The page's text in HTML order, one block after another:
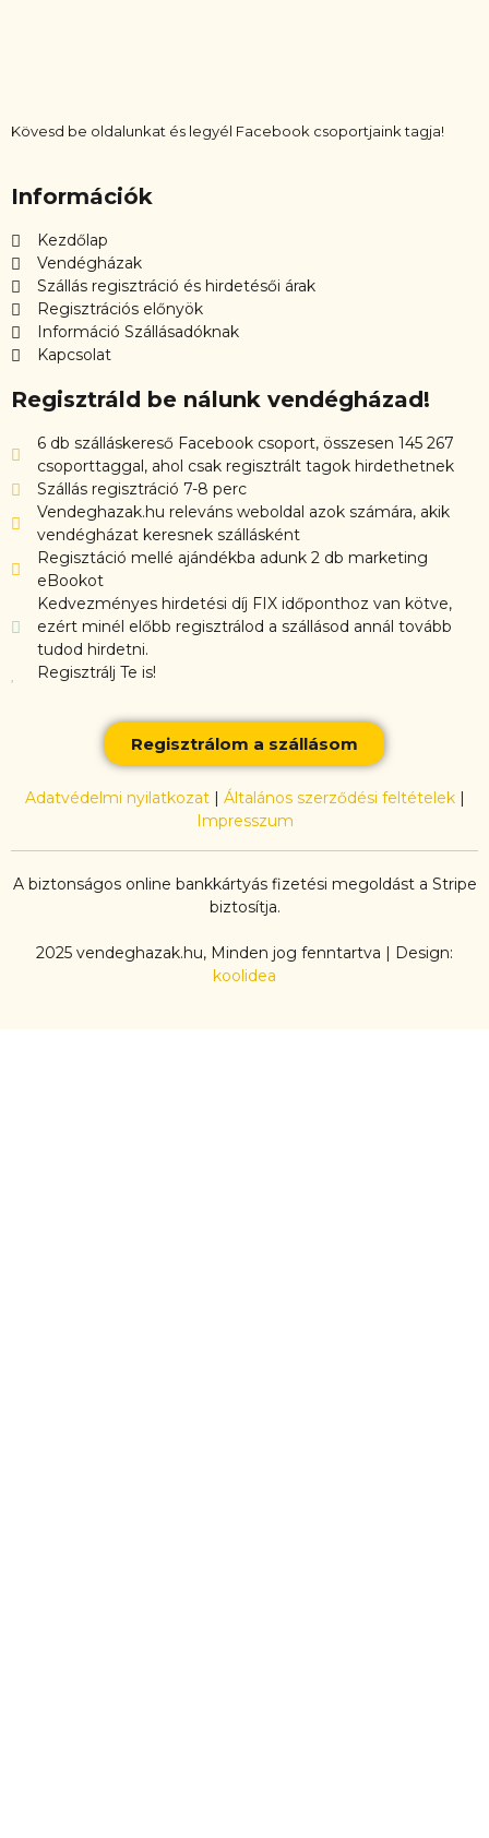
Kövesd be oldalunkat és legyél Facebook csoportjaink tagja!
Információk
Kezdőlap
Vendégházak
Szállás regisztráció és hirdetésői árak
Regisztrációs előnyök
Információ Szállásadóknak
Kapcsolat
Regisztráld be nálunk vendégházad!
6 db szálláskereső Facebook csoport, összesen 145 267
csoporttaggal, ahol csak regisztrált tagok hirdethetnek
Szállás regisztráció 7-8 perc
Vendeghazak.hu releváns weboldal azok számára, akik
vendégházat keresnek szállásként
Regisztáció mellé ajándékba adunk 2 db marketing
eBookot
Kedvezményes hirdetési díj FIX időponthoz van kötve,
ezért minél előbb regisztrálod a szállásod annál tovább
tudod hirdetni.
Regisztrálj Te is!
Regisztrálom a szállásom
Adatvédelmi nyilatkozat| Általános szerződési feltételek|
Impresszum
A biztonságos online bankkártyás fizetési megoldást a Stripe
biztosítja.
2025 vendeghazak.hu, Minden jog fenntartva | Design:
koolidea